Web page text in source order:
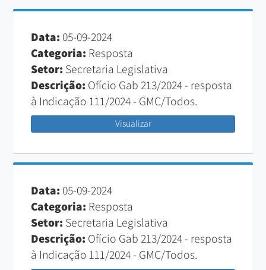
Data: 05-09-2024
Categoria: Resposta
Setor: Secretaria Legislativa
Descrição: Ofício Gab 213/2024 - resposta
à Indicação 111/2024 - GMC/Todos.
Visualizar
Data: 05-09-2024
Categoria: Resposta
Setor: Secretaria Legislativa
Descrição: Ofício Gab 213/2024 - resposta
à Indicação 111/2024 - GMC/Todos.